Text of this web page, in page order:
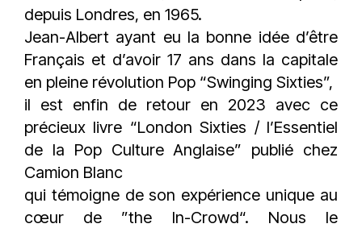
depuis Londres, en 1965.
Jean-Albert ayant eu la bonne idée d’être
Français et d’avoir 17 ans dans la capitale
en pleine révolution Pop “Swinging Sixties”,
il est enfin de retour en 2023 avec ce
précieux livre “London Sixties / l’Essentiel
de la Pop Culture Anglaise” publié chez
Camion Blanc
qui témoigne de son expérience unique au
cœur de ”the In-Crowd“. Nous le